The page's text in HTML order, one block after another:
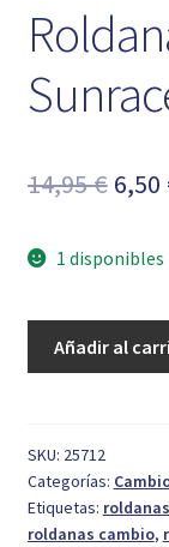
14,95€ El
era:
6,50
1 disponibles
SP860
Alloy
cantidad
Añadir al
SKU: 25712
Categorías:
Etiquetas: roldanas
roldanas cambio,